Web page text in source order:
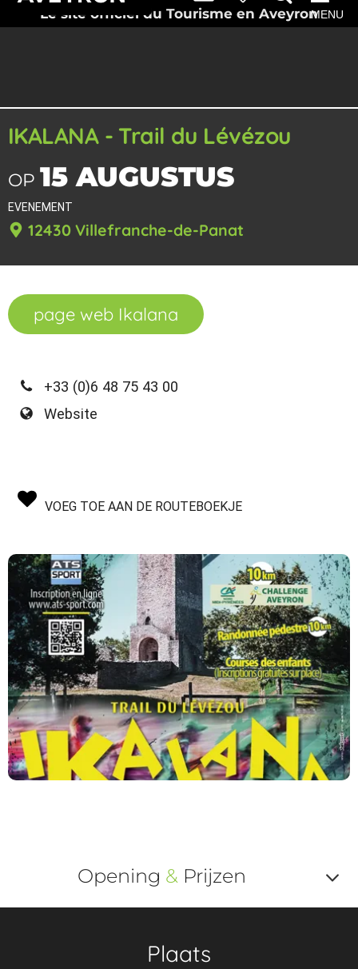
Le site officiel du Tourisme en AveyronMENU
IKALANA - Trail du Lévézou
OP 15 AUGUSTUS
EVENEMENT
12430 Villefranche-de-Panat
page web Ikalana
+33 (0)6 48 75 43 00
Website
VOEG TOE AAN DE ROUTEBOEKJE
Opening &Prijzen
Plaats